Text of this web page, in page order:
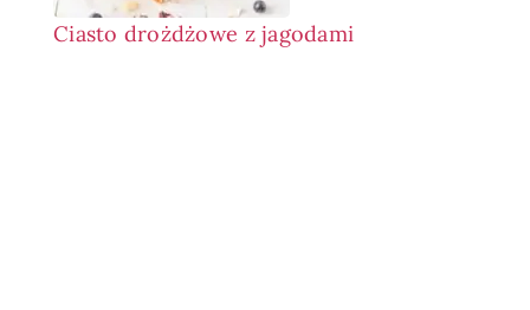
Ciasto drożdżowe z jagodami